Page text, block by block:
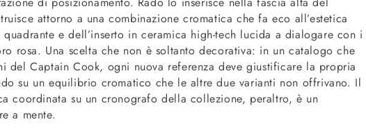
attorno a una combinazione cromatica che fa eco all’estetica
e dell’inserto in ceramica high-tech lucida a dialogare con i
rosa. Una scelta che non è soltanto decorativa: in un catalogo che
del Captain Cook, ogni nuova referenza deve giustificare la propria
su un equilibrio cromatico che le altre due varianti non offrivano. Il
coordinata su un cronografo della collezione, peraltro, è un
a mente.